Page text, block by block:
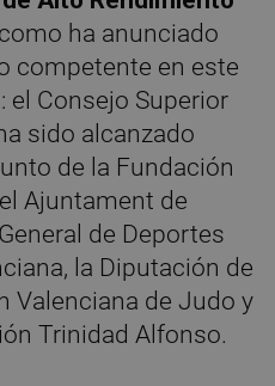
ha anunciado
competente en este
el Consejo Superior
sido alcanzado
de la Fundación
Ajuntament de
de Deportes
la Diputación de
Valenciana de Judo y
Trinidad Alfonso.